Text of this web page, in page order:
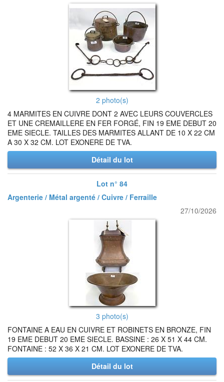
2 photo(s)
4 MARMITES EN CUIVRE DONT 2 AVEC LEURS COUVERCLES
ET UNE CREMAILLERE EN FER FORGÉ, FIN 19 EME DEBUT 20
EME SIECLE. TAILLES DES MARMITES ALLANT DE 10 X 22 CM
A 30 X 32 CM. LOT EXONERE DE TVA.
Détail du lot
Lot n° 84
Argenterie / Métal argenté / Cuivre / Ferraille
27/10/2026
3 photo(s)
FONTAINE A EAU EN CUIVRE ET ROBINETS EN BRONZE, FIN
19 EME DEBUT 20 EME SIECLE. BASSINE : 26 X 51 X 44 CM.
FONTAINE : 52 X 36 X 21 CM. LOT EXONERE DE TVA.
Détail du lot